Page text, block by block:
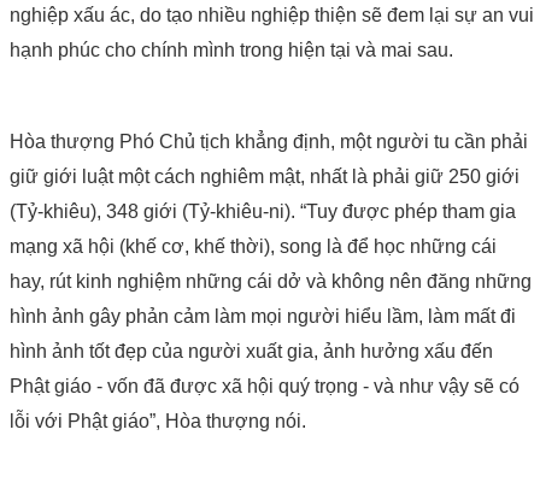
nghiệp xấu ác, do tạo nhiều nghiệp thiện sẽ đem lại sự an vui
hạnh phúc cho chính mình trong hiện tại và mai sau.
Hòa thượng Phó Chủ tịch khẳng định, một người tu cần phải
giữ giới luật một cách nghiêm mật, nhất là phải giữ 250 giới
(Tỷ-khiêu), 348 giới (Tỷ-khiêu-ni). “Tuy được phép tham gia
mạng xã hội (khế cơ, khế thời), song là để học những cái
hay, rút kinh nghiệm những cái dở và không nên đăng những
hình ảnh gây phản cảm làm mọi người hiểu lầm, làm mất đi
hình ảnh tốt đẹp của người xuất gia, ảnh hưởng xấu đến
Phật giáo - vốn đã được xã hội quý trọng - và như vậy sẽ có
lỗi với Phật giáo”, Hòa thượng nói.